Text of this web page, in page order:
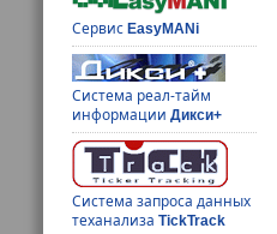
СервисEasyMANi
Система реал-тайм
информацииДикси+
Система запроса данных
теханализаTickTrack